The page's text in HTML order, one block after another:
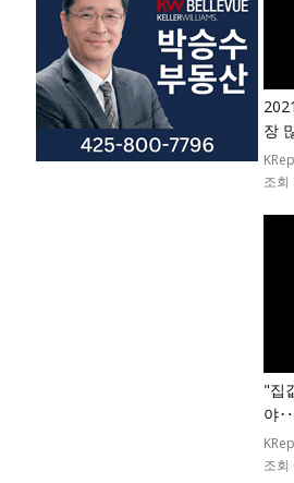
장
조회
"집
야‥
조회